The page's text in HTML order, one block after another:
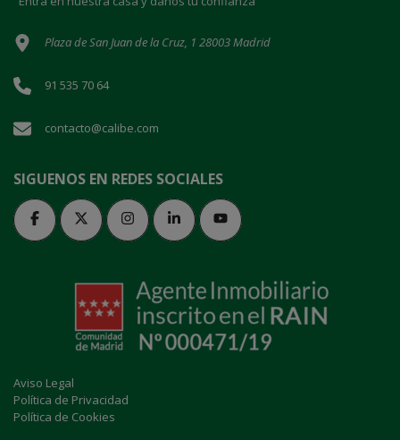
Plaza de San Juan de la Cruz, 1 28003 Madrid
91 535 70 64
contacto@calibe.com
SIGUENOS EN REDES SOCIALES
Aviso Legal
Política de Privacidad
Política de Cookies